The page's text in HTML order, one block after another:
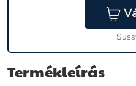
Termékleírás